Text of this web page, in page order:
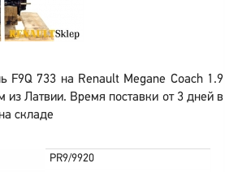
F9Q 733 на Renault Megane Coach 1.9
из Латвии. Время поставки от 3 дней в
складе
PR9/9920